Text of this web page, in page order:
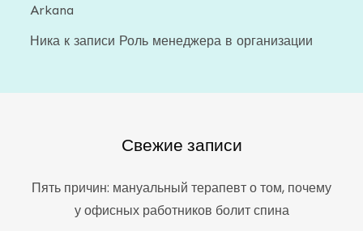
Arkana
Ника к записи Роль менеджера в организации
Свежие записи
Пять причин: мануальный терапевт о том, почему
у офисных работников болит спина